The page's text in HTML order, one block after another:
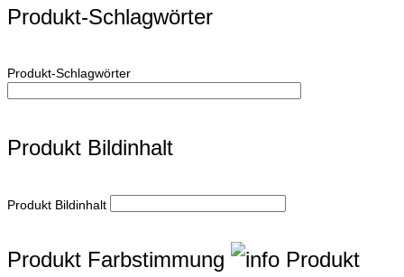
Produkt-Schlagwörter
Produkt-Schlagwörter
Produkt Bildinhalt
Produkt Bildinhalt
Produkt Farbstimmung
Produkt